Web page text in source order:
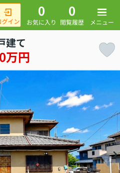
0
お気に入り
0
閲覧履歴 メニュー
建て
万円